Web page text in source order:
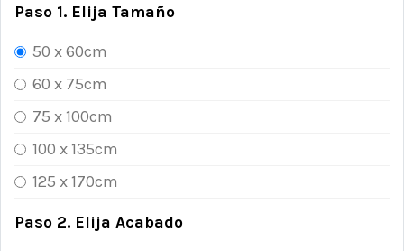
Paso 1. Elija Tamaño
50 x 60cm
60 x 75cm
75 x 100cm
100 x 135cm
125 x 170cm
Paso 2. Elija Acabado